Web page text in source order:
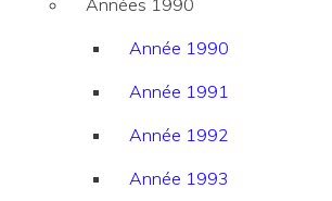
Années 1990
Année 1990
Année 1991
Année 1992
Année 1993